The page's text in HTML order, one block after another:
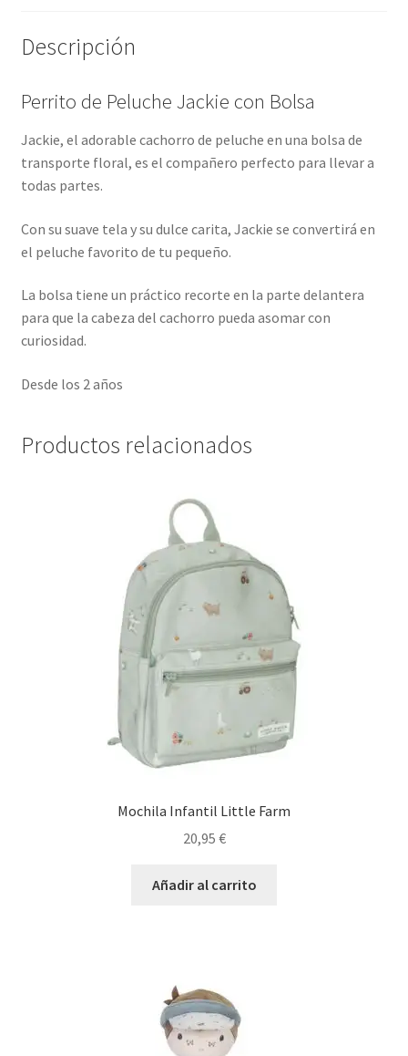
Descripción
Perrito de Peluche Jackie con Bolsa
Jackie, el adorable cachorro de peluche en una bolsa de
transporte floral, es el compañero perfecto para llevar a
todas partes.
Con su suave tela y su dulce carita, Jackie se convertirá en
el peluche favorito de tu pequeño.
La bolsa tiene un práctico recorte en la parte delantera
para que la cabeza del cachorro pueda asomar con
curiosidad.
Desde los 2 años
Productos relacionados
Mochila Infantil Little Farm
20,95 €
Añadir al carrito